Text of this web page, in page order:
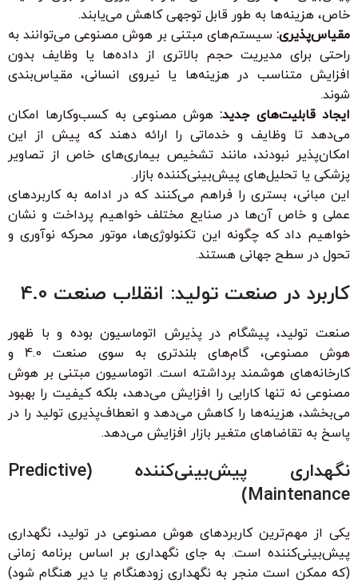
خاص، هزینه‌ها به طور قابل توجهی کاهش می‌یابند.
مقیاس‌پذیری: سیستم‌های مبتنی بر هوش مصنوعی می‌توانند به
راحتی برای مدیریت حجم بالاتری از داده‌ها یا وظایف بدون
افزایش متناسب در هزینه‌ها یا نیروی انسانی، مقیاس‌بندی
شوند.
ایجاد قابلیت‌های جدید:هوش مصنوعی به کسب‌وکارها امکان
می‌دهد تا وظایف و خدماتی را ارائه دهند که پیش از این
امکان‌پذیر نبودند، مانند تشخیص بیماری‌های خاص از تصاویر
پزشکی یا تحلیل‌های پیش‌بینی‌کننده بازار.
این مبانی، بستری را فراهم می‌کنند که در ادامه به کاربردهای
عملی و خاص آن‌ها در صنایع مختلف خواهیم پرداخت و نشان
خواهیم داد که چگونه این تکنولوژی‌ها، موتور محرکه نوآوری و
تحول در سطح جهانی هستند.
کاربرد در صنعت تولید: انقلاب صنعت 4.0
صنعت تولید، پیشگام در پذیرش اتوماسیون بوده و با ظهور
هوش مصنوعی، گام‌های بلندتری به سوی صنعت 4.0 و
کارخانه‌های هوشمند برداشته است. اتوماسیون مبتنی بر هوش
مصنوعی نه تنها کارایی را افزایش می‌دهد، بلکه کیفیت را بهبود
می‌بخشد، هزینه‌ها را کاهش می‌دهد و انعطاف‌پذیری تولید را در
پاسخ به تقاضاهای متغیر بازار افزایش می‌دهد.
نگهداری پیش‌بینی‌کننده (Predictive
Maintenance)
یکی از مهم‌ترین کاربردهای هوش مصنوعی در تولید، نگهداری
پیش‌بینی‌کننده است. به جای نگهداری بر اساس برنامه زمانی
(که ممکن است منجر به نگهداری زودهنگام یا دیر هنگام شود)